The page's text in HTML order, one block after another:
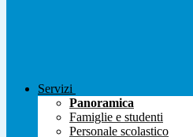
Servizi
Panoramica
Famiglie e studenti
Personale scolastico